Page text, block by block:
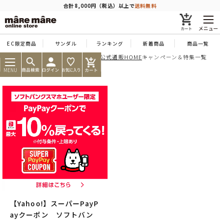
合計8,000円（税込）以上で送料無料
メニュー
EC限定商品 サンダル ランキング 新着商品 商品一覧
MENU
痛くならない靴ならマーレマーレ公式通販HOMEキャンペーン＆特集一覧
【Yahoo!】スーパーPayP
ayクーポン ソフトバン
商品を探す
人気ワード #コンフォート #パンプス #スニーカー #ブーツ
カテゴリー
特徴
ブランド
カラー